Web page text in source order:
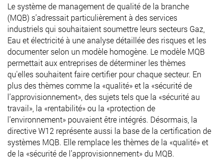
Le système de management de qualité de la branche
(MQB) s’adressait particulièrement à des services
industriels qui souhaitaient soumettre leurs secteurs Gaz,
Eau et électricité à une analyse détaillée des risques et les
documenter selon un modèle homogène. Le modèle MQB
permettait aux entreprises de déterminer les thèmes
qu'elles souhaitent faire certifier pour chaque secteur. En
plus des thèmes comme la «qualité» et la «sécurité de
l’approvisionnement», des sujets tels que la «sécurité au
travail», la «rentabilité» ou la «protection de
l’environnement» pouvaient être intégrés. Désormais, la
directive W12 représente aussi la base de la certification de
systèmes MQB. Elle remplace les thèmes de la «qualité» et
de la «sécurité de l’approvisionnement» du MQB.